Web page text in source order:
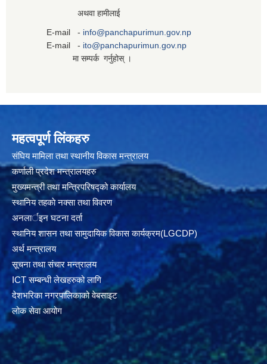
अथवा हामीलाई
E-mail - info@panchapurimun.gov.np
E-mail - ito@panchapurimun.gov.np
मा सम्पर्क गर्नुहोस् ।
महत्वपूर्ण लिंकहरु
संघिय मामिला तथा स्थानीय विकास मन्त्रालय
कर्णाली प्रदेश मन्त्रालयहरु
मुख्यमन्त्री तथा मन्त्रिपरिषद्को कार्यालय
स्थानिय तहकाे नक्सा तथा विवरण
अनलार्इन घटना दर्ता
स्थानिय शासन तथा सामुदायिक विकास कार्यक्रम(LGCDP)
अर्थ मन्त्रालय
सूचना तथा संचार मन्त्रालय
ICT सम्बन्धी लेखहरुको लागि
देशभरिका नगरपालिकाको वेबसाइट
लोक सेवा आयोग